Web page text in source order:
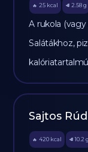
🔥 25 kcal 🥩 2.58 g
A rukola
Salátákhoz,
Sajtos Rúd
🔥 420 kcal 🥩 10.2 g